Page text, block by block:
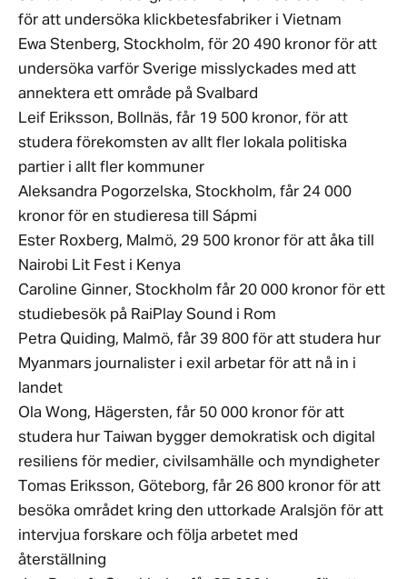
för att undersöka klickbetesfabriker i Vietnam
Ewa Stenberg, Stockholm, för 20 490 kronor för att
undersöka varför Sverige misslyckades med att
annektera ett område på Svalbard
Leif Eriksson, Bollnäs, får 19 500 kronor, för att
studera förekomsten av allt fler lokala politiska
partier i allt fler kommuner
Aleksandra Pogorzelska, Stockholm, får 24 000
kronor för en studieresa till Sápmi
Ester Roxberg, Malmö, 29 500 kronor för att åka till
Nairobi Lit Fest i Kenya
Caroline Ginner, Stockholm får 20 000 kronor för ett
studiebesök på RaiPlay Sound i Rom
Petra Quiding, Malmö, får 39 800 för att studera hur
Myanmars journalister i exil arbetar för att nå in i
landet
Ola Wong, Hägersten, får 50 000 kronor för att
studera hur Taiwan bygger demokratisk och digital
resiliens för medier, civilsamhälle och myndigheter
Tomas Eriksson, Göteborg, får 26 800 kronor för att
besöka området kring den uttorkade Aralsjön för att
intervjua forskare och följa arbetet med
återställning